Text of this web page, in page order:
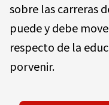
sobre las carreras
puede y debe
respecto de la
porvenir.